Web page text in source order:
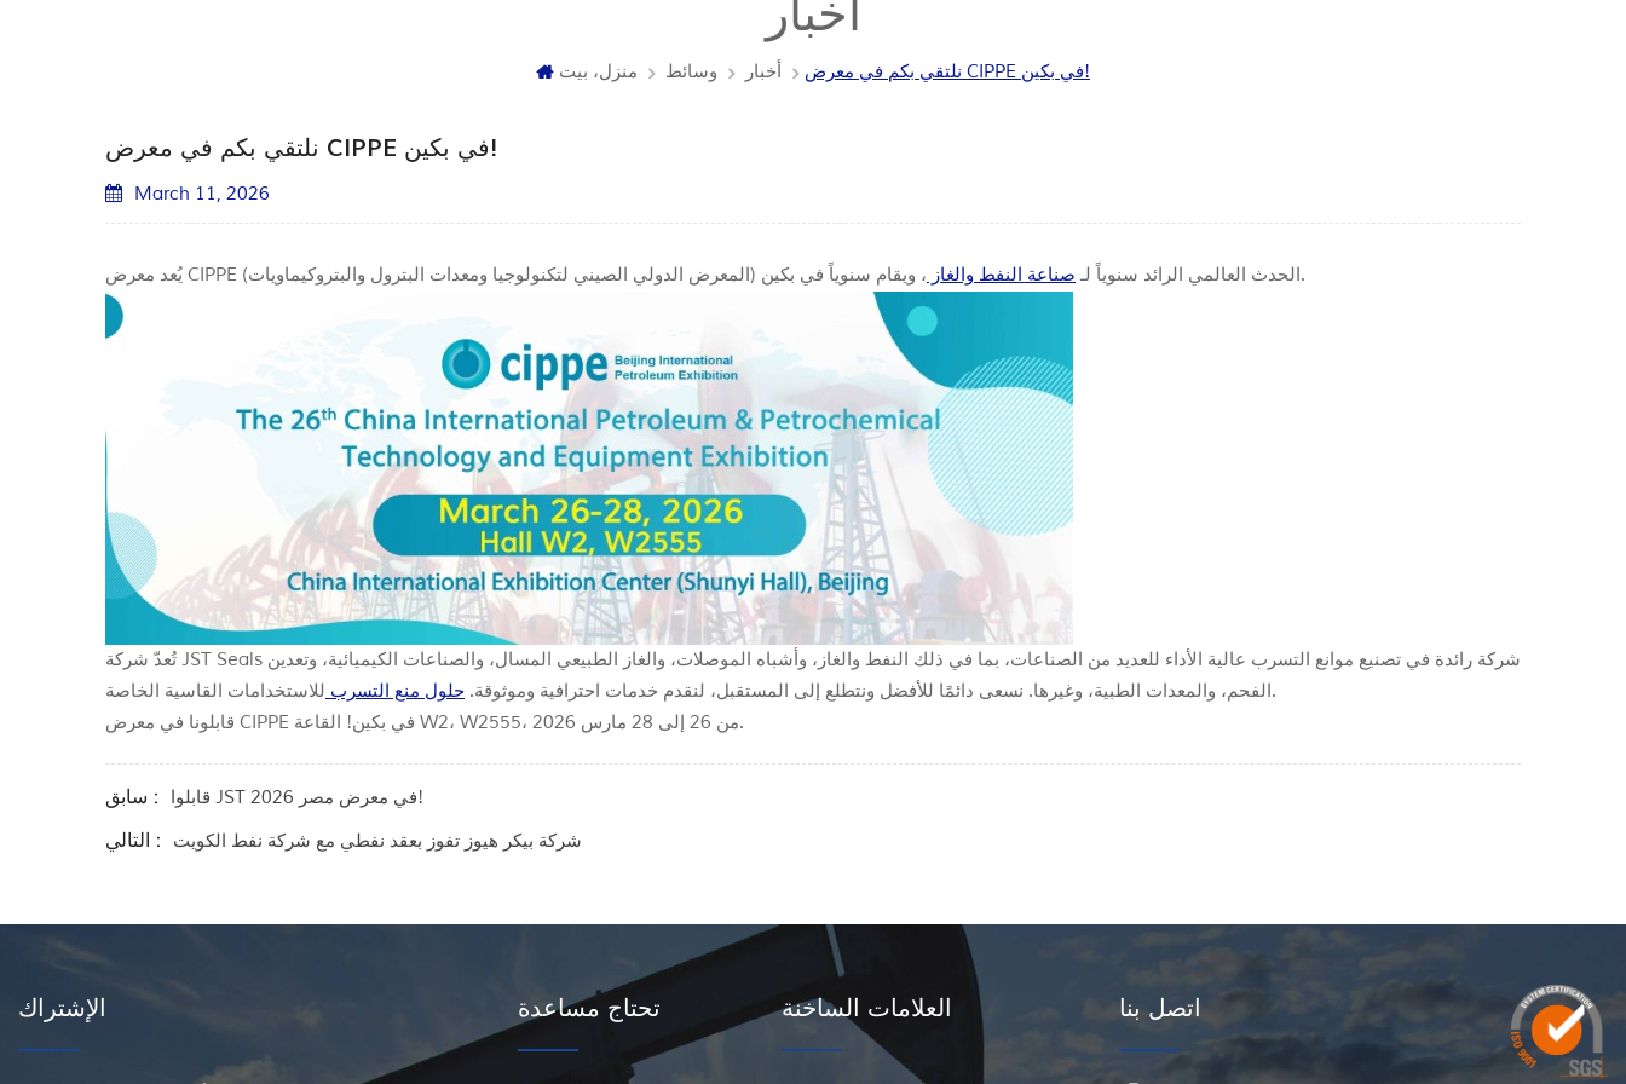
أخبار
منزل، بيت وسائط أخبار نلتقي بكم في معرض CIPPE في بكين!
نلتقي بكم في معرض CIPPE في بكين!
March 11, 2026
يُعد معرض CIPPE (المعرض الدولي الصيني لتكنولوجيا ومعدات البترول والبتروكيماويات) الحدث العالمي الرائد سنوياً لـ صناعة النفط والغاز ، ويقام سنوياً في بكين.
تُعدّ شركة JST Seals شركة رائدة في تصنيع موانع التسرب عالية الأداء للعديد من الصناعات، بما في ذلك النفط والغاز، وأشباه الموصلات، والغاز الطبيعي المسال، والصناعات الكيميائية، وتعدين
الفحم، والمعدات الطبية، وغيرها. نسعى دائمًا للأفضل ونتطلع إلى المستقبل، لنقدم خدمات احترافية وموثوقة. حلول منع التسرب
للاستخدامات القاسية الخاصة.
قابلونا في معرض CIPPE في بكين! القاعة W2، W2555، من 26 إلى 28 مارس 2026.
سابق : قابلوا JST في معرض مصر 2026!
التالي : شركة بيكر هيوز تفوز بعقد نفطي مع شركة نفط الكويت
الإشتراك تحتاج مساعدة العلامات الساخنة اتصل بنا